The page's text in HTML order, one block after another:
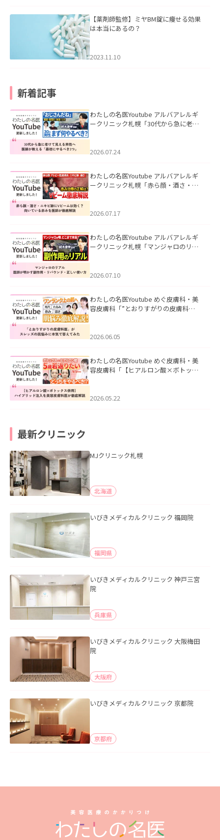
【薬剤師監修】ミヤBM錠に痩せる効果
は本当にあるの？
2023.11.10
新着記事
わたしの名医Youtube アルバアレルギ
ークリニック札幌「30代から急に老け
た。
2026.07.24
わたしの名医Youtube アルバアレルギ
ークリニック札幌「赤ら顔・酒さ・ニ
した。
2026.07.17
わたしの名医Youtube アルバアレルギ
ークリニック札幌「マンジャロのリア
た。
2026.07.10
わたしの名医Youtube めぐ皮膚科・美
容皮膚科「”とおりすがりの皮膚科
2026.06.05
わたしの名医Youtube めぐ皮膚科・美
容皮膚科「【ヒアルロン酸×ボトック
た。
2026.05.22
最新クリニック
MJクリニック札幌
北海道
いびきメディカルクリニック 福岡院
福岡県
いびきメディカルクリニック 神戸三宮
院
兵庫県
いびきメディカルクリニック 大阪梅田
院
大阪府
いびきメディカルクリニック 京都院
京都府